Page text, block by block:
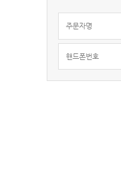
종아리 압박밴드